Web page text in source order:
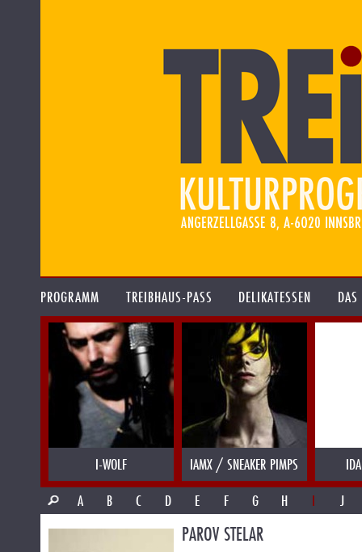
PROGRAMM TREIBHAUS-PASS DELIKATESSEN
I-WOLF IAMX / SNEAKER PIMPS
A
B C D E F G H I J
PAROV STELAR